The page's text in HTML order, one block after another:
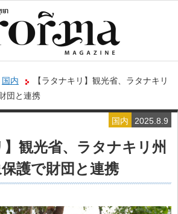
国内
【ラタナキリ】観光省、ラタナキリ
団と連携
2025.8.9
国内
】観光省、ラタナキリ州
護で財団と連携